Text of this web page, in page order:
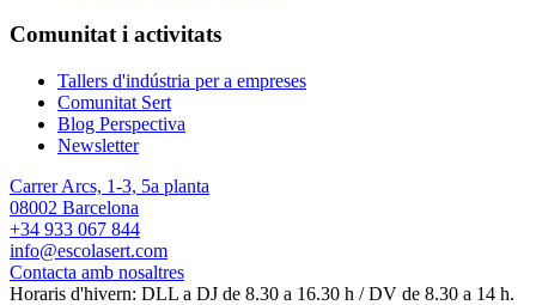
Comunitat i activitats
Tallers d'indústria per a empreses
Comunitat Sert
Blog Perspectiva
Newsletter
Carrer Arcs, 1-3, 5a planta
08002 Barcelona
+34 933 067 844
info@escolasert.com
Contacta amb nosaltres
Horaris d'hivern: DLL a DJ de 8.30 a 16.30 h / DV de 8.30 a 14 h.